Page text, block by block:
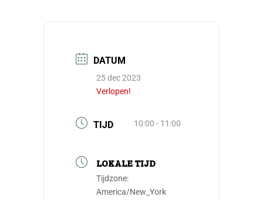
DATUM
25 dec 2023
Verlopen!
TIJD 10:00 - 11:00
LOKALE TIJD
Tijdzone:
America/New_York